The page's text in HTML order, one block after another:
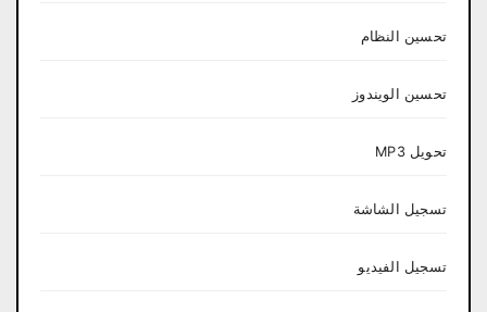
تحسين النظام
تحسين الويندوز
تحويل MP3
تسجيل الشاشة
تسجيل الفيديو